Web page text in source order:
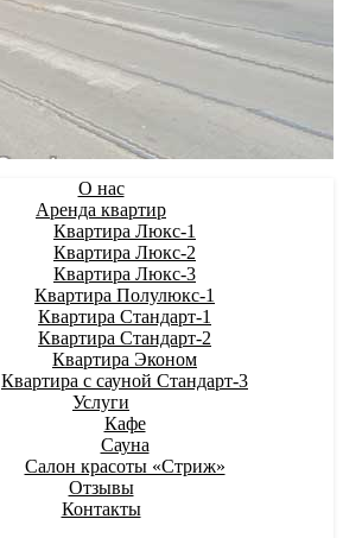
О нас
Аренда квартир
Квартира Люкс-1
Квартира Люкс-2
Квартира Люкс-3
Квартира Полулюкс-1
Квартира Стандарт-1
Квартира Стандарт-2
Квартира Эконом
Квартира с сауной Стандарт-3
Услуги
Кафе
Сауна
Салон красоты «Стриж»
Отзывы
Контакты